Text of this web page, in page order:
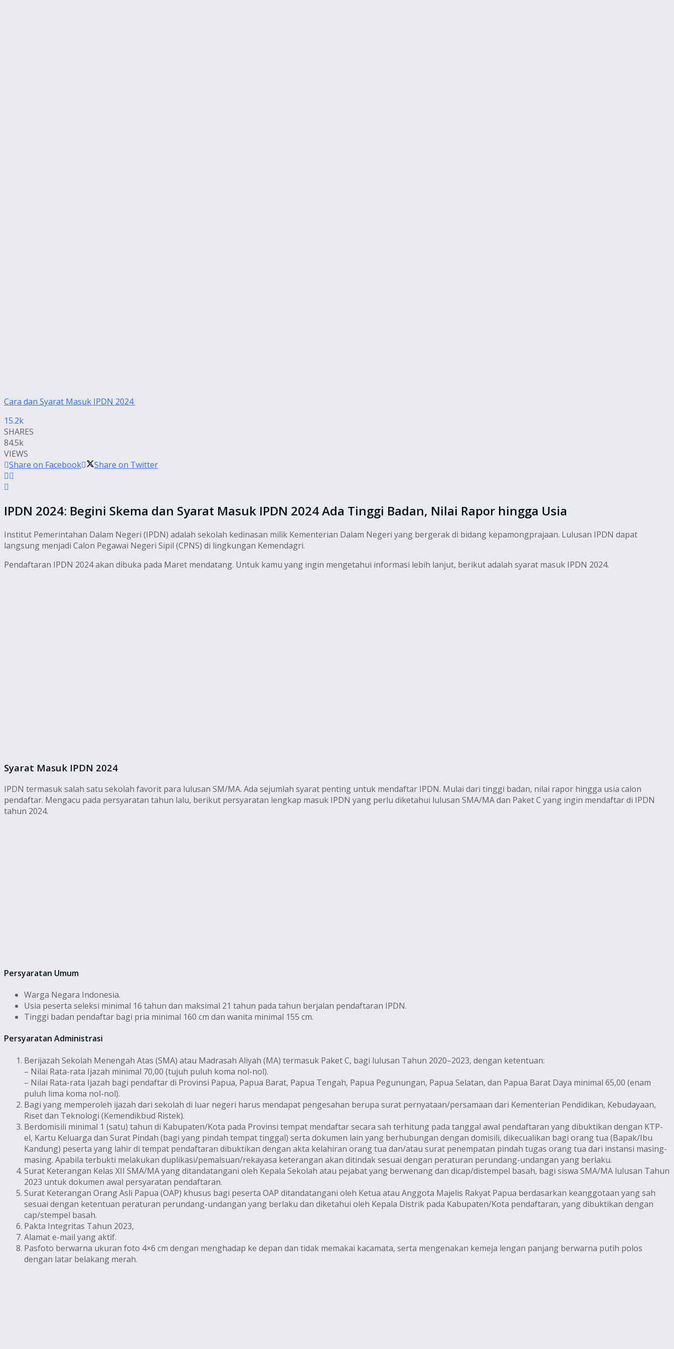
Cara dan Syarat Masuk IPDN 2024
15.2k
SHARES
84.5k
VIEWS
Share on Facebook
Share on Twitter
IPDN 2024: Begini Skema dan Syarat Masuk IPDN 2024 Ada Tinggi Badan, Nilai Rapor hingga Usia
Institut Pemerintahan Dalam Negeri (IPDN) adalah sekolah kedinasan milik Kementerian Dalam Negeri yang bergerak di bidang kepamongprajaan. Lulusan IPDN dapat
langsung menjadi Calon Pegawai Negeri Sipil (CPNS) di lingkungan Kemendagri.
Pendaftaran IPDN 2024 akan dibuka pada Maret mendatang. Untuk kamu yang ingin mengetahui informasi lebih lanjut, berikut adalah syarat masuk IPDN 2024.
Syarat Masuk IPDN 2024
IPDN termasuk salah satu sekolah favorit para lulusan SM/MA. Ada sejumlah syarat penting untuk mendaftar IPDN. Mulai dari tinggi badan, nilai rapor hingga usia calon
pendaftar. Mengacu pada persyaratan tahun lalu, berikut persyaratan lengkap masuk IPDN yang perlu diketahui lulusan SMA/MA dan Paket C yang ingin mendaftar di IPDN
tahun 2024.
Persyaratan Umum
Warga Negara Indonesia.
Usia peserta seleksi minimal 16 tahun dan maksimal 21 tahun pada tahun berjalan pendaftaran IPDN.
Tinggi badan pendaftar bagi pria minimal 160 cm dan wanita minimal 155 cm.
Persyaratan Administrasi
Berijazah Sekolah Menengah Atas (SMA) atau Madrasah Aliyah (MA) termasuk Paket C, bagi lulusan Tahun 2020–2023, dengan ketentuan:
– Nilai Rata-rata Ijazah minimal 70,00 (tujuh puluh koma nol-nol).
– Nilai Rata-rata Ijazah bagi pendaftar di Provinsi Papua, Papua Barat, Papua Tengah, Papua Pegunungan, Papua Selatan, dan Papua Barat Daya minimal 65,00 (enam
puluh lima koma nol-nol).
Bagi yang memperoleh ijazah dari sekolah di luar negeri harus mendapat pengesahan berupa surat pernyataan/persamaan dari Kementerian Pendidikan, Kebudayaan,
Riset dan Teknologi (Kemendikbud Ristek).
Berdomisili minimal 1 (satu) tahun di Kabupaten/Kota pada Provinsi tempat mendaftar secara sah terhitung pada tanggal awal pendaftaran yang dibuktikan dengan KTP-
el, Kartu Keluarga dan Surat Pindah (bagi yang pindah tempat tinggal) serta dokumen lain yang berhubungan dengan domisili, dikecualikan bagi orang tua (Bapak/Ibu
Kandung) peserta yang lahir di tempat pendaftaran dibuktikan dengan akta kelahiran orang tua dan/atau surat penempatan pindah tugas orang tua dari instansi masing-
masing. Apabila terbukti melakukan duplikasi/pemalsuan/rekayasa keterangan akan ditindak sesuai dengan peraturan perundang-undangan yang berlaku.
Surat Keterangan Kelas XII SMA/MA yang ditandatangani oleh Kepala Sekolah atau pejabat yang berwenang dan dicap/distempel basah, bagi siswa SMA/MA lulusan Tahun
2023 untuk dokumen awal persyaratan pendaftaran.
Surat Keterangan Orang Asli Papua (OAP) khusus bagi peserta OAP ditandatangani oleh Ketua atau Anggota Majelis Rakyat Papua berdasarkan keanggotaan yang sah
sesuai dengan ketentuan peraturan perundang-undangan yang berlaku dan diketahui oleh Kepala Distrik pada Kabupaten/Kota pendaftaran, yang dibuktikan dengan
cap/stempel basah.
Pakta Integritas Tahun 2023,
Alamat e-mail yang aktif.
Pasfoto berwarna ukuran foto 4×6 cm dengan menghadap ke depan dan tidak memakai kacamata, serta mengenakan kemeja lengan panjang berwarna putih polos
dengan latar belakang merah.